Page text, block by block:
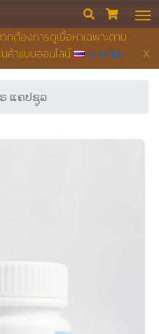
กต้องการดูเนื้อหาเฉพาะตาม
ค้าแบบออนไลน์
ภาษาไทย X
 
ແຄປຊູລ